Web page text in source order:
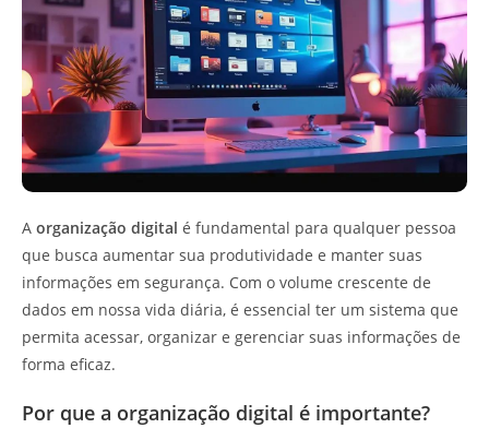
A organização digital é fundamental para qualquer pessoa
que busca aumentar sua produtividade e manter suas
informações em segurança. Com o volume crescente de
dados em nossa vida diária, é essencial ter um sistema que
permita acessar, organizar e gerenciar suas informações de
forma eficaz.
Por que a organização digital é importante?